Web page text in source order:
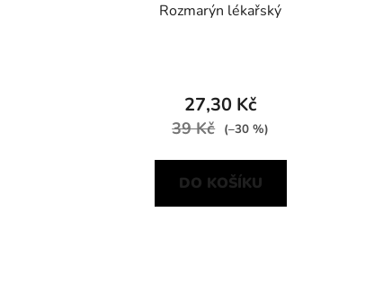
Rozmarýn lékařský
27,30 Kč
39 Kč (–30 %)
DO KOŠÍKU